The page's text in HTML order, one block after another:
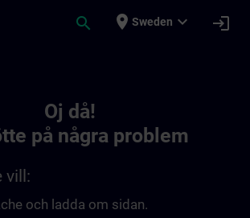
search place Sweden expand_more login
Oj då!
på några problem
vill:
och ladda om sidan.